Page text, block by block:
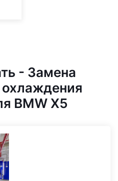
- Замена
BMW X5